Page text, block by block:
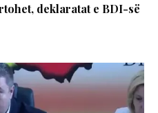
deklaratat e BDI-së